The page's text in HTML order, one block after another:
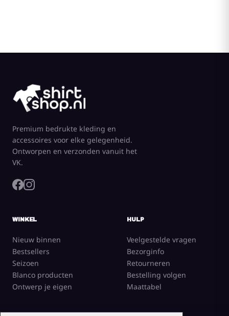
Premium bedrukte kleding en
accessoires voor elke gelegenheid.
Ontworpen en verzonden vanuit het
VK.
WINKEL
Nieuw binnen
Bestsellers
Seizoen
Blanco producten
Ontwerp je eigen
HULP
Veelgestelde vragen
Bezorginfo
Retourneren
Bestelling volgen
Maattabel